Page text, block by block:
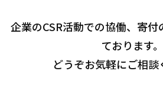
企業のCSR活動での協働、寄
ております。
どうぞお気軽にご相談